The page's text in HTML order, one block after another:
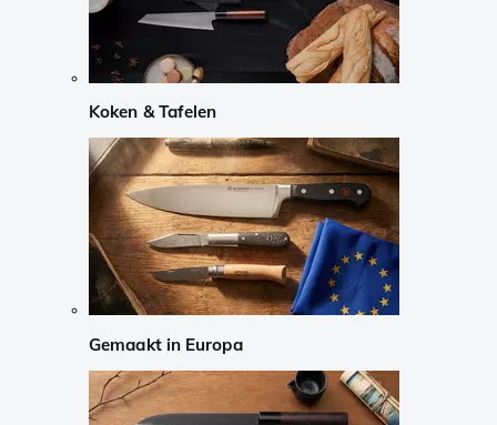
Koken & Tafelen
Gemaakt in Europa